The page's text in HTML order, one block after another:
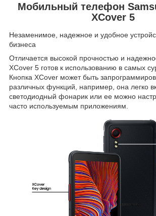
Мобильный телефон
XCover 5
Незаменимое, надежное и удобное
бизнеса
Отличается высокой прочностью и
XCover 5 готов к использованию в самых
Кнопка XCover может быть
различных функций, например, она легко
светодиодный фонарик или ее можно
часто используемым приложениям.